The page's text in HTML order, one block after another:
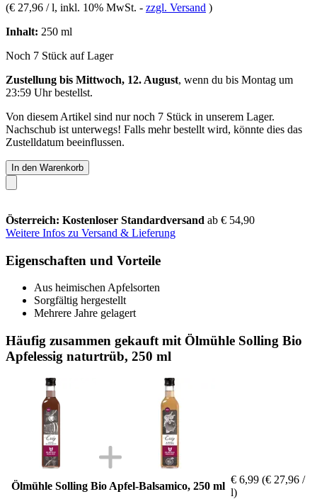
(€ 27,96 / l, inkl. 10% MwSt. - zzgl. Versand )
Inhalt: 250 ml
Noch 7 Stück auf Lager
Zustellung bis Mittwoch, 12. August, wenn du bis Montag um
23:59 Uhrbestellst.
Von diesem Artikel sind nur noch 7 Stück in unserem Lager.
Nachschub ist unterwegs! Falls mehr bestellt wird, könnte dies das
Zustelldatum beeinflussen.
In den Warenkorb
Österreich: Kostenloser Standardversand ab € 54,90
Weitere Infos zu Versand & Lieferung
Eigenschaften und Vorteile
Aus heimischen Apfelsorten
Sorgfältig hergestellt
Mehrere Jahre gelagert
Häufig zusammen gekauft mit Ölmühle Solling Bio
Apfelessig naturtrüb, 250 ml
Ölmühle Solling Bio Apfel-Balsamico, 250 ml
€ 6,99 (€ 27,96 /
l)